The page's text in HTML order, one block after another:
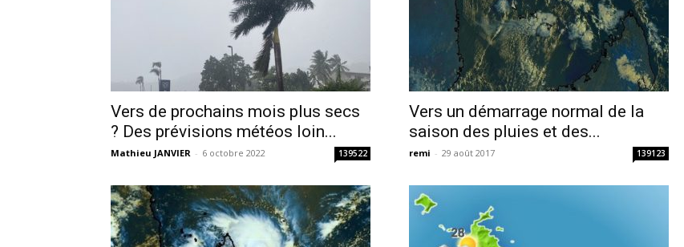
Vers de prochains mois plus secs
? Des prévisions météos loin...
Mathieu JANVIER - 6 octobre 2022 139522
Vers un démarrage normal de la
saison des pluies et des...
remi - 29 août 2017 139123